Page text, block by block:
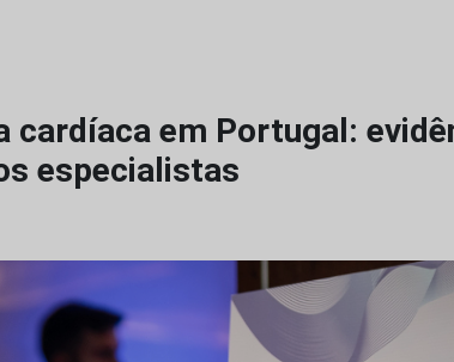
cardíaca em Portugal:
especialistas